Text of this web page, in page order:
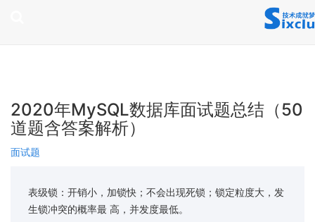
2020年MySQL数据库面试题总结（50
道题含答案解析）
面试题
表级锁：开销小，加锁快；不会出现死锁；锁定粒度大，发
生锁冲突的概率最 高，并发度最低。